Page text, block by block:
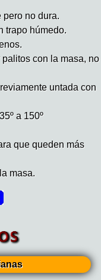
pero no dura.
trapo húmedo.
con la masa, no
untada con
a 150º
que queden más
masa.